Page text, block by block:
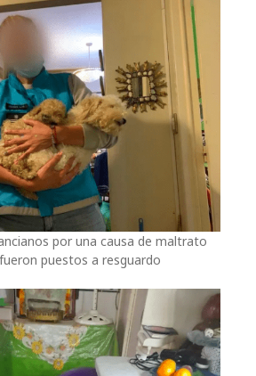
por una causa de maltrato
puestos a resguardo